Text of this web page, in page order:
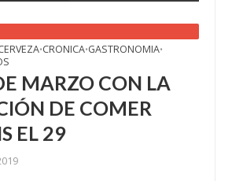
•CRONICA•GASTRONOMIA•
MARZO CON LA
DE COMER
EL 29